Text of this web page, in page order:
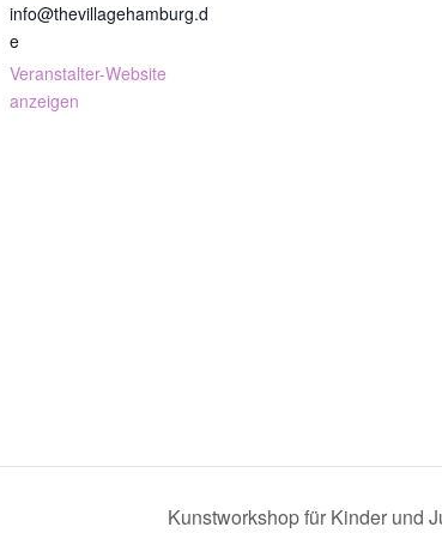
info@thevillagehamburg.d
e
Veranstalter-Website
anzeigen
Kunstworkshop für Kinder und